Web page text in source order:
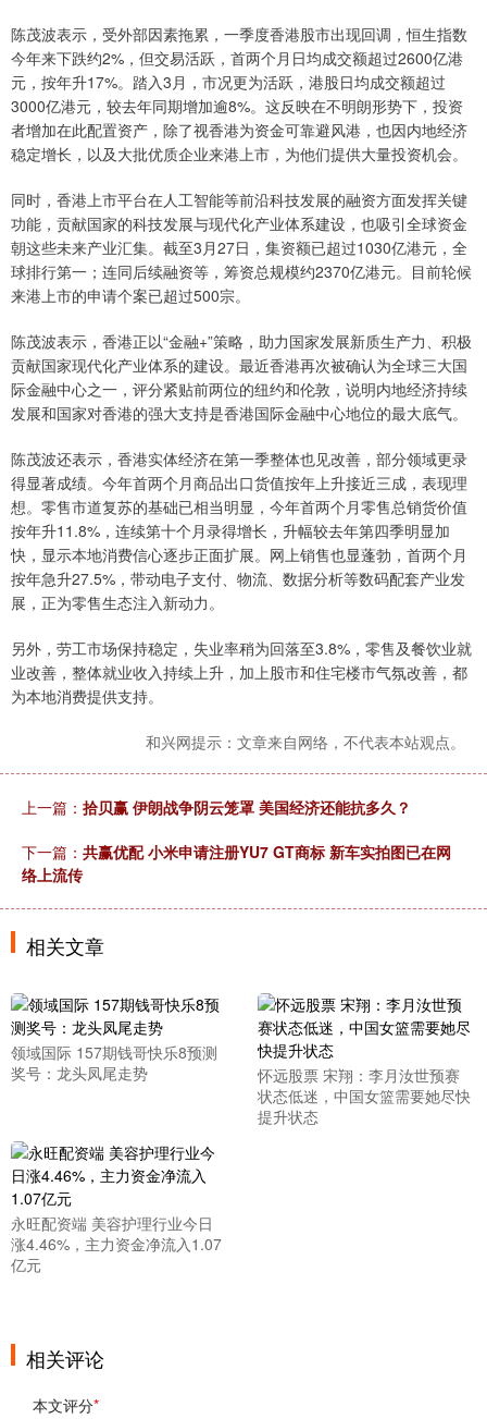
陈茂波表示，受外部因素拖累，一季度香港股市出现回调，恒生指数
今年来下跌约2%，但交易活跃，首两个月日均成交额超过2600亿港
元，按年升17%。踏入3月，市况更为活跃，港股日均成交额超过
3000亿港元，较去年同期增加逾8%。这反映在不明朗形势下，投资
者增加在此配置资产，除了视香港为资金可靠避风港，也因内地经济
稳定增长，以及大批优质企业来港上市，为他们提供大量投资机会。
同时，香港上市平台在人工智能等前沿科技发展的融资方面发挥关键
功能，贡献国家的科技发展与现代化产业体系建设，也吸引全球资金
朝这些未来产业汇集。截至3月27日，集资额已超过1030亿港元，全
球排行第一；连同后续融资等，筹资总规模约2370亿港元。目前轮候
来港上市的申请个案已超过500宗。
陈茂波表示，香港正以“金融+”策略，助力国家发展新质生产力、积极
贡献国家现代化产业体系的建设。最近香港再次被确认为全球三大国
际金融中心之一，评分紧贴前两位的纽约和伦敦，说明内地经济持续
发展和国家对香港的强大支持是香港国际金融中心地位的最大底气。
陈茂波还表示，香港实体经济在第一季整体也见改善，部分领域更录
得显著成绩。今年首两个月商品出口货值按年上升接近三成，表现理
想。零售市道复苏的基础已相当明显，今年首两个月零售总销货价值
按年升11.8%，连续第十个月录得增长，升幅较去年第四季明显加
快，显示本地消费信心逐步正面扩展。网上销售也显蓬勃，首两个月
按年急升27.5%，带动电子支付、物流、数据分析等数码配套产业发
展，正为零售生态注入新动力。
另外，劳工市场保持稳定，失业率稍为回落至3.8%，零售及餐饮业就
业改善，整体就业收入持续上升，加上股市和住宅楼市气氛改善，都
为本地消费提供支持。
和兴网提示：文章来自网络，不代表本站观点。
上一篇： 拾贝赢 伊朗战争阴云笼罩 美国经济还能抗多久？
下一篇： 共赢优配 小米申请注册YU7 GT商标 新车实拍图已在网
络上流传
相关文章
领域国际 157期钱哥快乐8预测
奖号：龙头凤尾走势
怀远股票 宋翔：李月汝世预赛
状态低迷，中国女篮需要她尽快
提升状态
永旺配资端 美容护理行业今日
涨4.46%，主力资金净流入1.07
亿元
相关评论
本文评分*